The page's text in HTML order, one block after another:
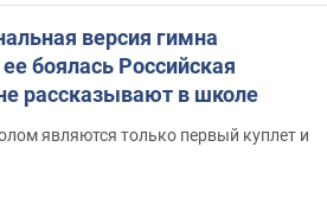
версия гимна
боялась Российская
рассказывают в школе
являются только первый куплет и